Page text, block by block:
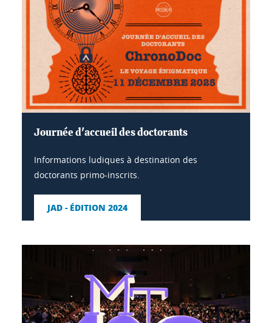
Journée d'accueil des doctorants
Informations ludiques à destination des
doctorants primo-inscrits.
JAD - ÉDITION 2024